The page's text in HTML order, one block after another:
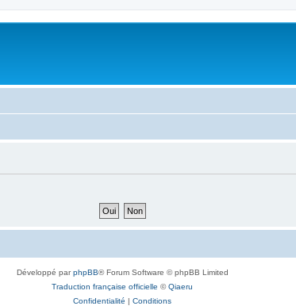
Développé parphpBB® Forum Software © phpBB Limited
Traduction française officielle ©Qiaeru
Confidentialité | Conditions